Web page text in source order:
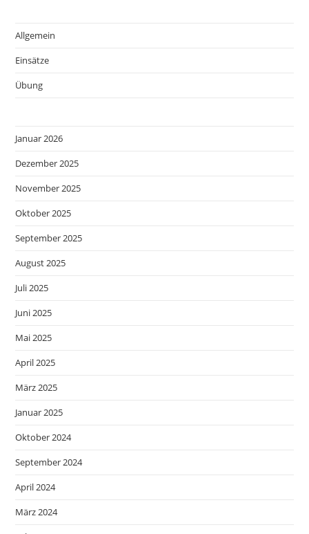
Allgemein
Einsätze
Übung
Januar 2026
Dezember 2025
November 2025
Oktober 2025
September 2025
August 2025
Juli 2025
Juni 2025
Mai 2025
April 2025
März 2025
Januar 2025
Oktober 2024
September 2024
April 2024
März 2024